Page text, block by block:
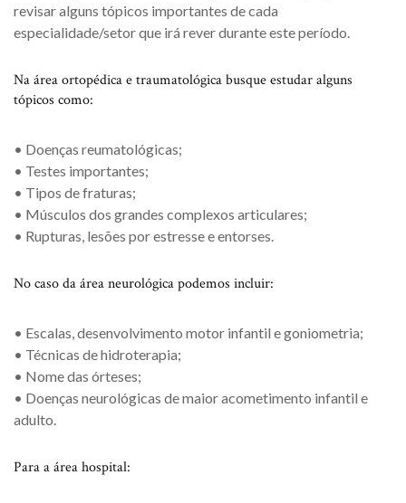
revisar alguns tópicos importantes de cada
especialidade/setor que irá rever durante este período.
Na área ortopédica e traumatológica busque estudar alguns
tópicos como:
• Doenças reumatológicas;
• Testes importantes;
• Tipos de fraturas;
• Músculos dos grandes complexos articulares;
• Rupturas, lesões por estresse e entorses.
No caso da área neurológica podemos incluir:
• Escalas, desenvolvimento motor infantil e goniometria;
• Técnicas de hidroterapia;
• Nome das órteses;
• Doenças neurológicas de maior acometimento infantil e
adulto.
Para a área hospital: